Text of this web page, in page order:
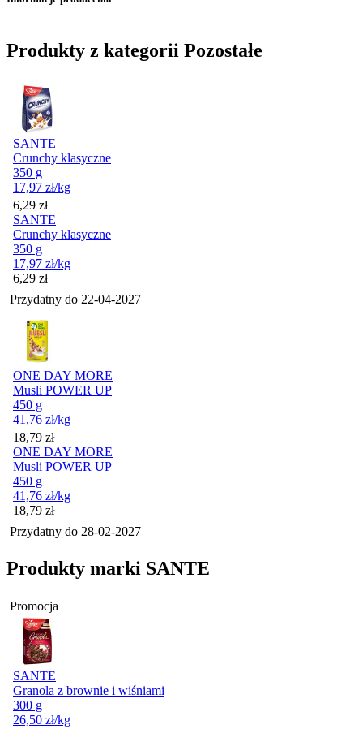
Produkty z kategorii Pozostałe
SANTE
Crunchy klasyczne
350 g
17,97 zł/kg
Cena
6,29 zł
SANTE
Crunchy klasyczne
350 g
17,97 zł/kg
Cena
6,29 zł
Przydatny do 22-04-2027
ONE DAY MORE
Musli POWER UP
450 g
41,76 zł/kg
Cena
18,79 zł
ONE DAY MORE
Musli POWER UP
450 g
41,76 zł/kg
Cena
18,79 zł
Przydatny do 28-02-2027
Produkty marki SANTE
Promocja
SANTE
Granola z brownie i wiśniami
300 g
26,50 zł/kg